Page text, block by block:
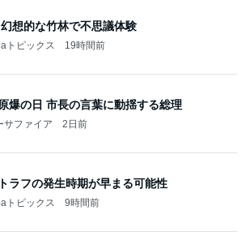
想的な竹林で不思議体験
トピックス 19時間前
爆の日 市長の言葉に動揺する総理
サファイア 2日前
ラフの発生時期が早まる可能性
トピックス 9時間前